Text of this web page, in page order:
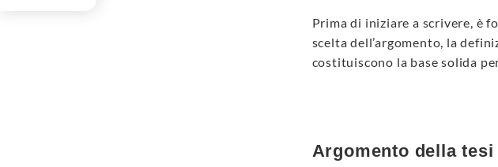
Prima di iniziare a scrivere, è
scelta dell’argomento, la
costituiscono la base solida
Argomento della